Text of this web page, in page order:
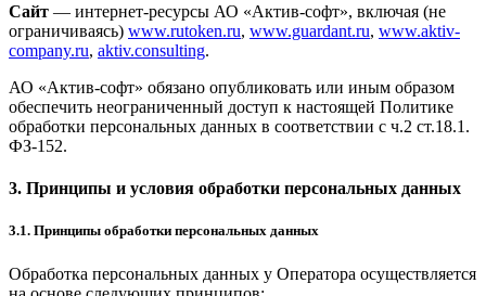
Сайт — интернет-ресурсы АО «Актив-софт», включая (не
ограничиваясь) www.rutoken.ru, www.guardant.ru, www.aktiv-
company.ru, aktiv.consulting.
АО «Актив-софт» обязано опубликовать или иным образом
обеспечить неограниченный доступ к настоящей Политике
обработки персональных данных в соответствии с ч.2 ст.18.1.
ФЗ-152.
3. Принципы и условия обработки персональных данных
3.1. Принципы обработки персональных данных
Обработка персональных данных у Оператора осуществляется